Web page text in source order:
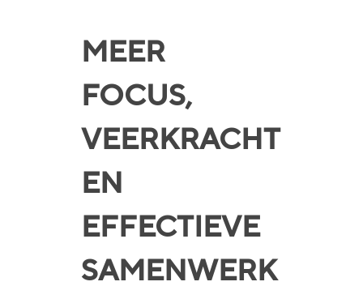
MEER
FOCUS,
VEERKRACHT
EN
EFFECTIEVE
SAMENWERK